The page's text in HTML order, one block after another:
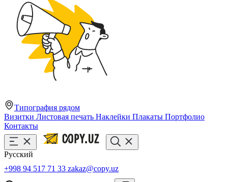
Типография рядом
Визитки Листовая печать Наклейки Плакаты Портфолио
Контакты
Русский
+998 94 517 71 33 zakaz@copy.uz